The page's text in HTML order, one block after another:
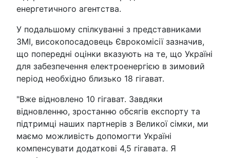
енергетичного агентства.
У подальшому спілкуванні з представниками
ЗМІ, високопосадовець Єврокомісії зазначив,
що попередні оцінки вказують на те, що Україні
для забезпечення електроенергією в зимовий
період необхідно близько 18 гігават.
"Вже відновлено 10 гігават. Завдяки
відновленню, зростанню обсягів експорту та
підтримці наших партнерів з Великої сімки, ми
маємо можливість допомогти Україні
компенсувати додаткові 4,5 гігавата. Я